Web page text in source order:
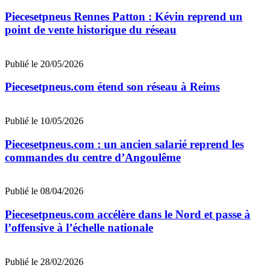
Piecesetpneus Rennes Patton : Kévin reprend un
point de vente historique du réseau
Publié le 20/05/2026
Piecesetpneus.com étend son réseau à Reims
Publié le 10/05/2026
Piecesetpneus.com : un ancien salarié reprend les
commandes du centre d’Angoulême
Publié le 08/04/2026
Piecesetpneus.com accélère dans le Nord et passe à
l’offensive à l’échelle nationale
Publié le 28/02/2026